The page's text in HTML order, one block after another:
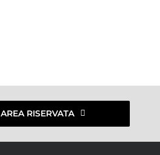
AREA RISERVATA